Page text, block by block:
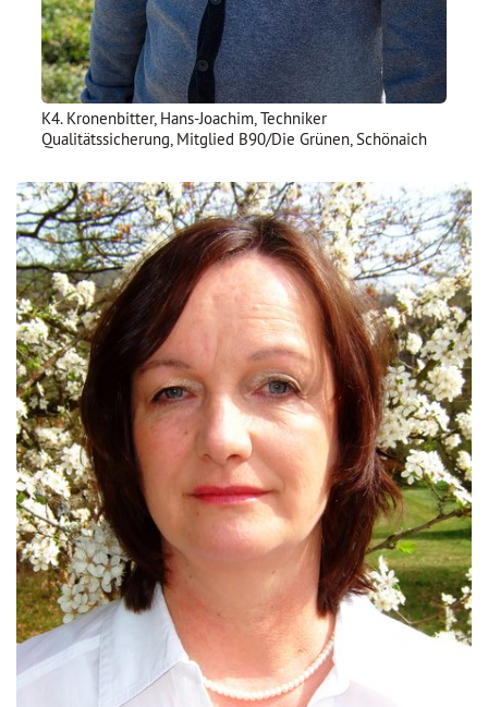
K4. Kronenbitter, Hans-Joachim, Techniker
Qualitätssicherung, Mitglied B90/Die Grünen, Schönaich